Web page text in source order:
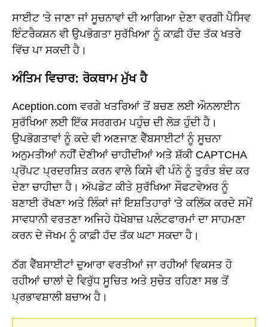
ਸਾਈਟ 'ਤੇ ਜਾਣਾ ਜਾਂ ਸੂਚਨਾਵਾਂ ਦੀ ਆਗਿਆ ਦੇਣਾ ਵਰਗੀ ਪੈਸਿਵ
ਇੰਟਰੈਕਸ਼ਨ ਵੀ ਉਪਭੋਗਤਾ ਸੁਰੱਖਿਆ ਨੂੰ ਕਾਫ਼ੀ ਹੱਦ ਤੱਕ ਖਤਰੇ
ਵਿੱਚ ਪਾ ਸਕਦੀ ਹੈ।
ਅੰਤਿਮ ਵਿਚਾਰ: ਰੋਕਥਾਮ ਮੁੱਖ ਹੈ
Aception.com ਵਰਗੇ ਖਤਰਿਆਂ ਤੋਂ ਬਚਣ ਲਈ ਔਨਲਾਈਨ
ਸੁਰੱਖਿਆ ਲਈ ਇੱਕ ਸਰਗਰਮ ਪਹੁੰਚ ਦੀ ਲੋੜ ਹੁੰਦੀ ਹੈ।
ਉਪਭੋਗਤਾਵਾਂ ਨੂੰ ਕਦੇ ਵੀ ਅਣਜਾਣ ਵੈੱਬਸਾਈਟਾਂ ਨੂੰ ਸੂਚਨਾ
ਅਨੁਮਤੀਆਂ ਨਹੀਂ ਦੇਣੀਆਂ ਚਾਹੀਦੀਆਂ ਅਤੇ ਸ਼ੱਕੀ CAPTCHA
ਪ੍ਰੋਂਪਟ ਪ੍ਰਦਰਸ਼ਿਤ ਕਰਨ ਵਾਲੇ ਕਿਸੇ ਵੀ ਪੰਨੇ ਨੂੰ ਤੁਰੰਤ ਬੰਦ ਕਰ
ਦੇਣਾ ਚਾਹੀਦਾ ਹੈ। ਅੱਪਡੇਟ ਕੀਤੇ ਸੁਰੱਖਿਆ ਸੌਫਟਵੇਅਰ ਨੂੰ
ਬਣਾਈ ਰੱਖਣਾ ਅਤੇ ਲਿੰਕਾਂ ਜਾਂ ਇਸ਼ਤਿਹਾਰਾਂ 'ਤੇ ਕਲਿੱਕ ਕਰਦੇ ਸਮੇਂ
ਸਾਵਧਾਨੀ ਵਰਤਣਾ ਅਜਿਹੇ ਧੋਖੇਬਾਜ਼ ਪਲੇਟਫਾਰਮਾਂ ਦਾ ਸਾਹਮਣਾ
ਕਰਨ ਦੇ ਜੋਖਮ ਨੂੰ ਕਾਫ਼ੀ ਹੱਦ ਤੱਕ ਘਟਾ ਸਕਦਾ ਹੈ।
ਠੱਗ ਵੈੱਬਸਾਈਟਾਂ ਦੁਆਰਾ ਵਰਤੀਆਂ ਜਾ ਰਹੀਆਂ ਵਿਕਸਤ ਹੋ
ਰਹੀਆਂ ਚਾਲਾਂ ਦੇ ਵਿਰੁੱਧ ਸੂਚਿਤ ਅਤੇ ਸੁਚੇਤ ਰਹਿਣਾ ਸਭ ਤੋਂ
ਪ੍ਰਭਾਵਸ਼ਾਲੀ ਬਚਾਅ ਹੈ।